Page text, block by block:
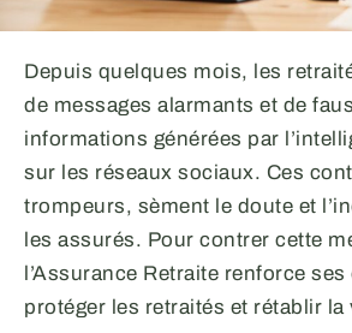
Depuis quelques mois, les
de messages alarmants et de
informations générées par
sur les réseaux sociaux. Ces
trompeurs, sèment le doute et
les assurés. Pour contrer cette
l’Assurance Retraite renforce
protéger les retraités et rétablir la